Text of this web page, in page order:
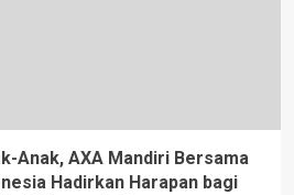
Anak, AXA Mandiri Bersama
Hadirkan Harapan bagi